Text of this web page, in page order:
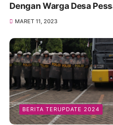
Dengan Warga Desa
MARET 11, 2023
BERITA TERUPDATE 2024